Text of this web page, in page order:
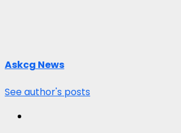
Askcg News
See author's posts